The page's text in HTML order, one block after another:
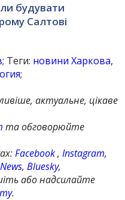
будувати
Салтові
; Теги: новини Харкова,
;
актуальне, цікаве
та обговорюйте
Facebook,Instagram,
,Bluesky,
або надсилайте
.